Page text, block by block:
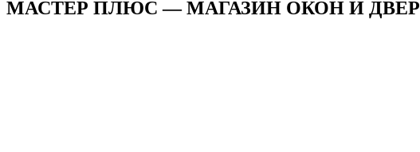
МАСТЕР ПЛЮС — МАГАЗИН ОКОН И